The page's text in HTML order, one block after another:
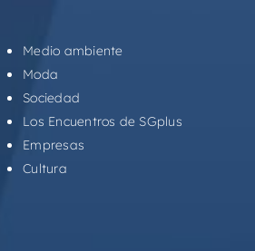
Medio ambiente
Moda
Sociedad
Los Encuentros de SGplus
Empresas
Cultura